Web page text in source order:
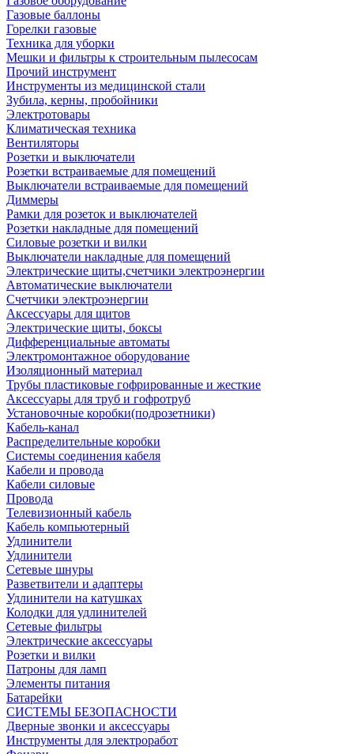
Газовые баллоны
Горелки газовые
Техника для уборки
Мешки и фильтры к строительным пылесосам
Прочий инструмент
Инструменты из медицинской стали
Зубила, керны, пробойники
Электротовары
Климатическая техника
Вентиляторы
Розетки и выключатели
Розетки встраиваемые для помещений
Выключатели встраиваемые для помещений
Диммеры
Рамки для розеток и выключателей
Розетки накладные для помещений
Силовые розетки и вилки
Выключатели накладные для помещений
Электрические щиты,счетчики электроэнергии
Автоматические выключатели
Счетчики электроэнергии
Аксессуары для щитов
Электрические щиты, боксы
Дифференциальные автоматы
Электромонтажное оборудование
Изоляционный материал
Трубы пластиковые гофрированные и жесткие
Аксессуары для труб и гофротруб
Установочные коробки(подрозетники)
Кабель-канал
Распределительные коробки
Системы соединения кабеля
Кабели и провода
Кабели силовые
Провода
Телевизионный кабель
Кабель компьютерный
Удлинители
Удлинители
Сетевые шнуры
Разветвители и адаптеры
Удлинители на катушках
Колодки для удлинителей
Сетевые фильтры
Электрические аксессуары
Розетки и вилки
Патроны для ламп
Элементы питания
Батарейки
СИСТЕМЫ БЕЗОПАСНОСТИ
Дверные звонки и аксессуары
Инструменты для электроработ